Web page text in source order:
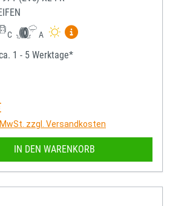
C A
Mehr Informationen zum
1 - 5 Werktage*
zzgl. Versandkosten
IN DEN WARENKORB